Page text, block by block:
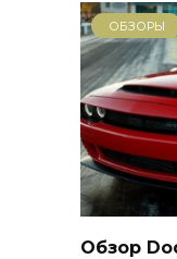
ОБЗОРЫ
Обзор